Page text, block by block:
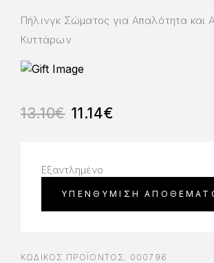
Πήλινγκ Σώματος για Απαλότητα και
Κυττάρων
13.10€ 11.14€
Εξαντλημένο
ΚΩΔΙΚΌΣ ΠΡΟΪΌΝΤΟΣ: 000796